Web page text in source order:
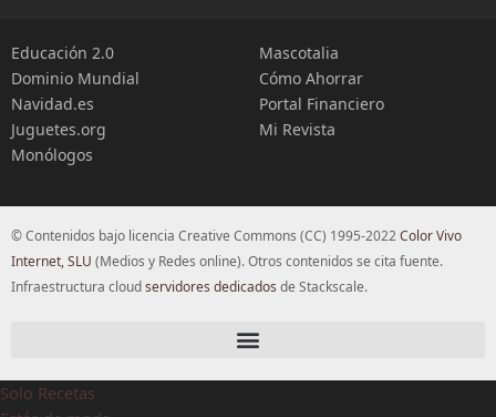
Educación 2.0
Dominio Mundial
Navidad.es
Juguetes.org
Monólogos
Mascotalia
Cómo Ahorrar
Portal Financiero
Mi Revista
© Contenidos bajo licencia Creative Commons (CC) 1995-2022Color Vivo
Internet, SLU (Medios y Redes online). Otros contenidos se cita fuente.
Infraestructura cloudservidores dedicados de Stackscale.
Solo Recetas